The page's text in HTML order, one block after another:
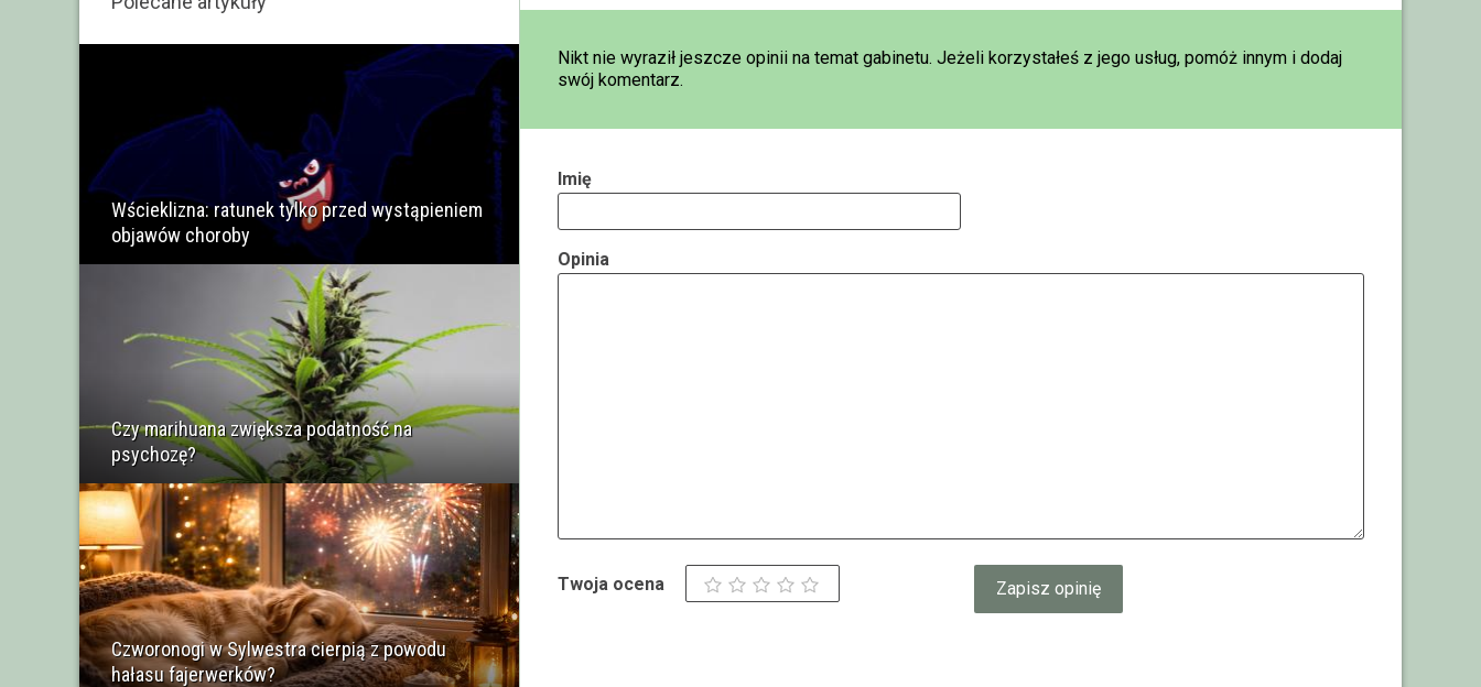
Nikt nie wyraził jeszcze opinii na temat gabinetu. Jeżeli korzystałeś z jego usług, pomóż innym i dodaj
swój komentarz.
Imię
Opinia
Twoja ocena
Wścieklizna: ratunek tylko przed wystąpieniem
objawów choroby
Czy marihuana zwiększa podatność na
psychozę?
Czworonogi w Sylwestra cierpią z powodu
hałasu fajerwerków?